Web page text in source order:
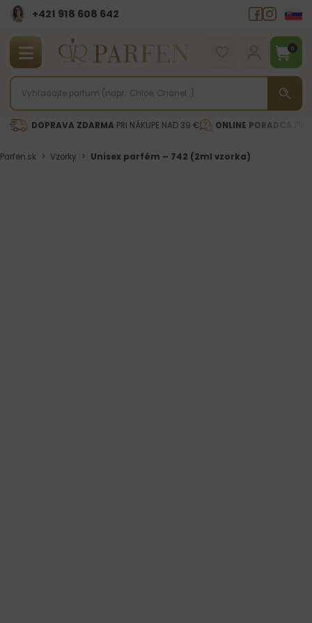
+421 918 608 642‬
0
DOPRAVA ZDARMA PRI NÁKUPE NAD 39 € ONLINE PORADCA
Parfen.sk > Vzorky > Unisex parfém – 742 (2ml vzorka)